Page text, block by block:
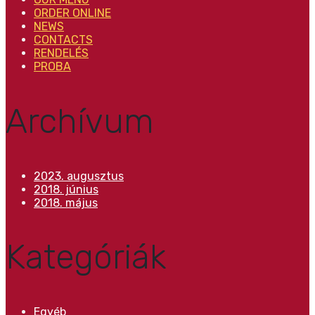
ORDER ONLINE
NEWS
CONTACTS
RENDELÉS
PROBA
Archívum
2023. augusztus
2018. június
2018. május
Kategóriák
Egyéb